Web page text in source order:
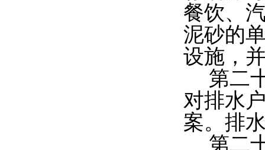
餐饮、
泥砂的
设施，
第二
对排水
案。排
第二